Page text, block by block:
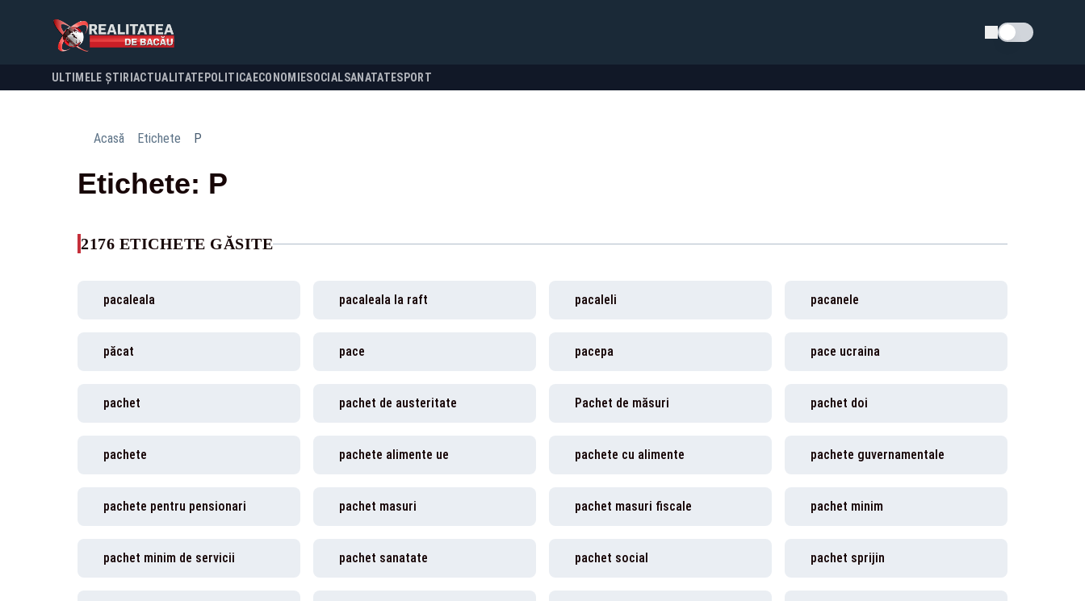
Schimba tema
ULTIMELE ȘTIRI ACTUALITATE POLITICA ECONOMIESOCIALSANATATESPORT
Acasă Etichete P
Etichete: P
2176 ETICHETE GĂSITE
pacaleala pacaleala la raft pacaleli pacanele
păcat pace pacepa pace ucraina
pachet pachet de austeritate Pachet de măsuri pachet doi
pachete pachete alimente ue pachete cu alimente pachete guvernamentale
pachete pentru pensionari pachet masuri pachet masuri fiscale pachet minim
pachet minim de servicii pachet sanatate pachet social pachet sprijin